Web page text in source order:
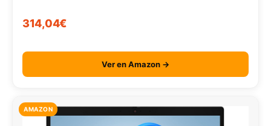
314,04€
Ver en Amazon →
AMAZON